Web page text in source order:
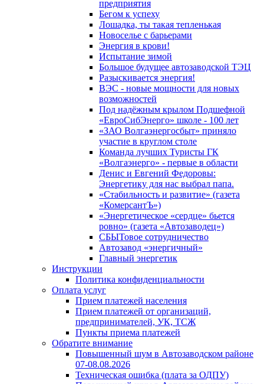
предприятия
Бегом к успеху
Лошадка, ты такая тепленькая
Новоселье с барьерами
Энергия в крови!
Испытание зимой
Большое будущее автозаводской ТЭЦ
Разыскивается энергия!
ВЭС - новые мощности для новых
возможностей
Под надёжным крылом Подшефной
«ЕвроСибЭнерго» школе - 100 лет
«ЗАО Волгаэнергосбыт» приняло
участие в круглом столе
Команда лучших Туристы ГК
«Волгаэнерго» - первые в области
Денис и Евгений Федоровы:
Энергетику для нас выбрал папа.
«Стабильность и развитие» (газета
«КомерсантЪ»)
«Энергетическое «сердце» бьется
ровно» (газета «Автозаводец»)
СБЫТовое сотрудничество
Автозавод «энергичный»
Главный энергетик
Инструкции
Политика конфиденциальности
Оплата услуг
Прием платежей населения
Прием платежей от организаций,
предпринимателей, УК, ТСЖ
Пункты приема платежей
Обратите внимание
Повышенный шум в Автозаводском районе
07-08.08.2026
Техническая ошибка (плата за ОДПУ)